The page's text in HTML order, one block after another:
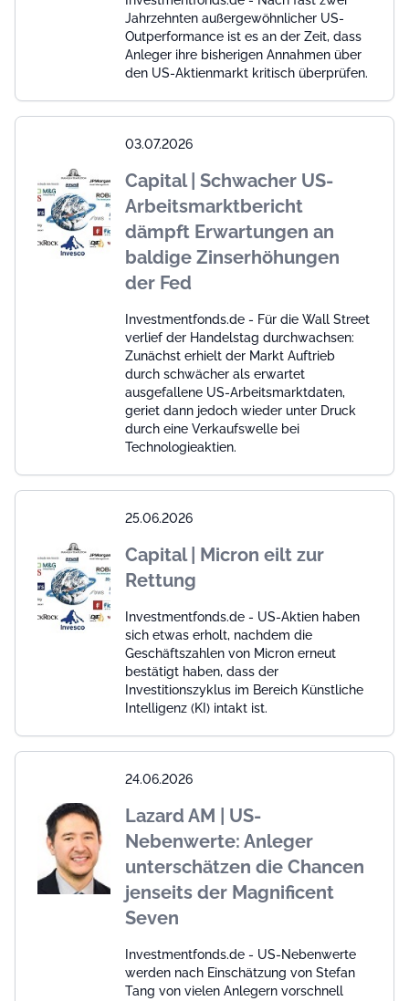
Jahrzehnten außergewöhnlicher US-
Outperformance ist es an der Zeit, dass
Anleger ihre bisherigen Annahmen über
den US-Aktienmarkt kritisch überprüfen.
03.07.2026
Capital | Schwacher US-
Arbeitsmarktbericht
dämpft Erwartungen an
baldige Zinserhöhungen
der Fed
Investmentfonds.de - Für die Wall Street
verlief der Handelstag durchwachsen:
Zunächst erhielt der Markt Auftrieb
durch schwächer als erwartet
ausgefallene US-Arbeitsmarktdaten,
geriet dann jedoch wieder unter Druck
durch eine Verkaufswelle bei
Technologieaktien.
25.06.2026
Capital | Micron eilt zur
Rettung
Investmentfonds.de - US-Aktien haben
sich etwas erholt, nachdem die
Geschäftszahlen von Micron erneut
bestätigt haben, dass der
Investitionszyklus im Bereich Künstliche
Intelligenz (KI) intakt ist.
24.06.2026
Lazard AM | US-
Nebenwerte: Anleger
unterschätzen die Chancen
jenseits der Magnificent
Seven
Investmentfonds.de - US-Nebenwerte
werden nach Einschätzung von Stefan
Tang von vielen Anlegern vorschnell